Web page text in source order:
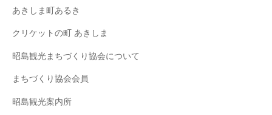
あきしま町あるき
クリケットの町 あきしま
昭島観光まちづくり協会について
まちづくり協会会員
昭島観光案内所